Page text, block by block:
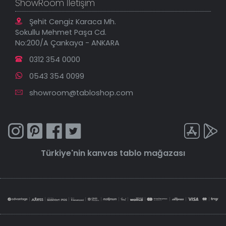
ShowRoom İletişim
Şehit Cengiz Karaca Mh.
Sokullu Mehmet Paşa Cd.
No:200/A Çankaya - ANKARA
0312 354 0000
0543 354 0099
showroom@tabloshop.com
Türkiye'nin kanvas tablo mağazası